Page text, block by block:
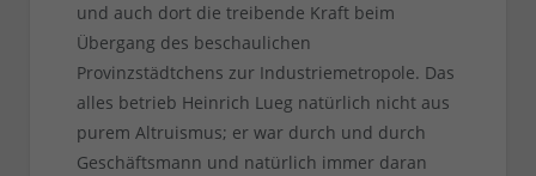
und auch dort die treibende Kraft beim
Übergang des beschaulichen
Provinzstädtchens zur Industriemetropole. Das
alles betrieb Heinrich Lueg natürlich nicht aus
purem Altruismus; er war durch und durch
Geschäftsmann und natürlich immer daran